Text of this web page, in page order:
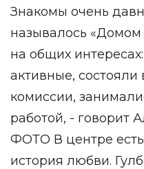
Знакомы очень
называлось
на общих
активные, состояли
комиссии,
работой, - говорит
ФОТО В центре
история любви.